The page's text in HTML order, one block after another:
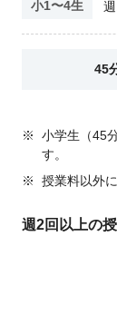
小1〜4生
45
※
小学生（45
す。
※
授業料以外
週2回以上の